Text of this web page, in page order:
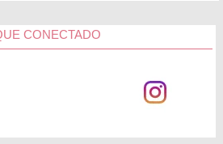
CONECTADO